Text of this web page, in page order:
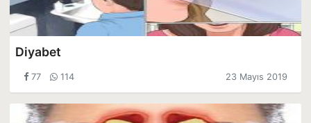
Diyabet
77 114 23 Mayıs 2019